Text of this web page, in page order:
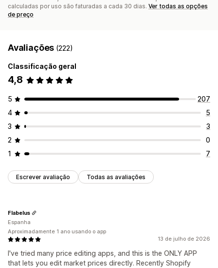
calculadas por uso são faturadas a cada 30 dias. Ver todas as opções
de preço
Avaliações (222)
Classificação geral
4,8
5
207
4
5
3
3
2
0
1
7
Escrever avaliação Todas as avaliações
13 de julho de 2026
I've tried many price editing apps, and this is the ONLY APP
that lets you edit market prices directly. Recently Shopify
Flabelus
Espanha
Aproximadamente 1 ano usando o app